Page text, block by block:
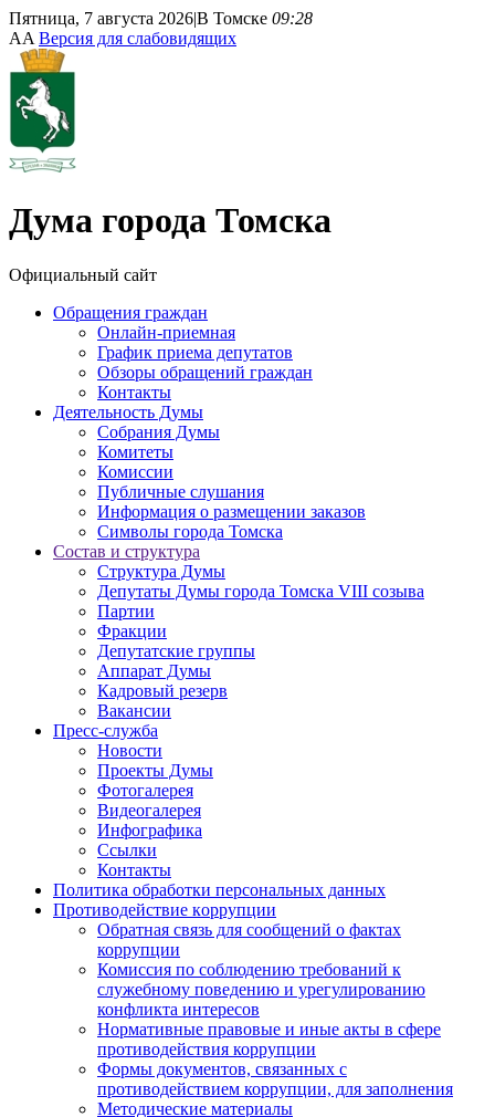
Пятница, 7 августа 2026|В Томске 09:28
AA Версия для слабовидящих
Дума города Томска
Официальный сайт
Обращения граждан
Онлайн-приемная
График приема депутатов
Обзоры обращений граждан
Контакты
Деятельность Думы
Собрания Думы
Комитеты
Комиссии
Публичные слушания
Информация о размещении заказов
Символы города Томска
Состав и структура
Структура Думы
Депутаты Думы города Томска VIII созыва
Партии
Фракции
Депутатские группы
Аппарат Думы
Кадровый резерв
Вакансии
Пресс-служба
Новости
Проекты Думы
Фотогалерея
Видеогалерея
Инфографика
Ссылки
Контакты
Политика обработки персональных данных
Прoтивoдeйствие кoрpупции
Обратная связь для сообщений о фактах
коррупции
Комиссия по соблюдению требований к
служебному поведению и урегулированию
конфликта интересов
Нормативные правовые и иные акты в сфере
противодействия коррупции
Формы документов, связанных с
противодействием коррупции, для заполнения
Методические материалы